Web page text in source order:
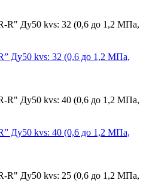
Ду50 kvs: 32 (0,6 до 1,2 МПа,
Ду50 kvs: 40 (0,6 до 1,2 МПа,